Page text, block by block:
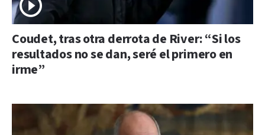
Coudet, tras otra derrota de River: “Si los
resultados no se dan, seré el primero en
irme”